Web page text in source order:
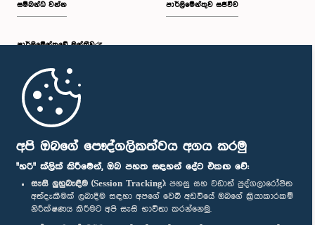
අපි ඔබගේ පෞද්ගලිකත්වය අගය කරමු
"හරි" ක්ලික් කිරීමෙන්, ඔබ පහත සඳහන් දේට එකඟ වේ:
සැසි ලුහුබැඳීම (Session Tracking): පහසු සහ වඩාත් පුද්ගලාරෝපිත
අත්දැකීමක් ලබාදීම සඳහා අපගේ වෙබ් අඩවියේ ඔබගේ ක්‍රියාකාරකම්
නිරීක්ෂණය කිරීමට අපි සැසි භාවිතා කරන්නෙමු.
සම්බන්ධ වන්න
පාර්ලි‌මේන්තුවේ මන්ත්‍රීවරු
මුල් පිටුව
පාර්ලිමේන්තුව සජීවීව
පාර්ලිමේන්තු ජංගම යෙදුම
අප හා සම්බන්ධ වී සිටින්න :